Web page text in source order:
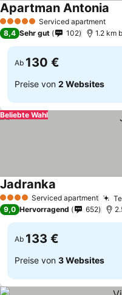
5 Sterne Serviced apartment
Apartman Antonia
8,4 Sehr gut 102 1.2 km
Ab 130 €
Preise von 2 Websites
Beliebte Wahl
4 Sterne Serviced apartment
Jadranka
9,0 Hervorragend 652
Ab 133 €
Preise von 3 Websites